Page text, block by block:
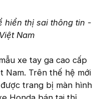
hiển thị sai thông tin -
Nam
xe tay ga cao cấp
Nam. Trên thế hệ mới
trang bị màn hình